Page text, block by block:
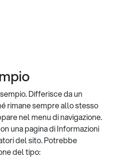
Differisce da un
rimane sempre allo stesso
nel menu di navigazione.
una pagina di Informazioni
del sito. Potrebbe
del tipo: